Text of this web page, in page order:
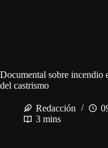
Documental sobre incendio
del castrismo
Redacción
3 mins